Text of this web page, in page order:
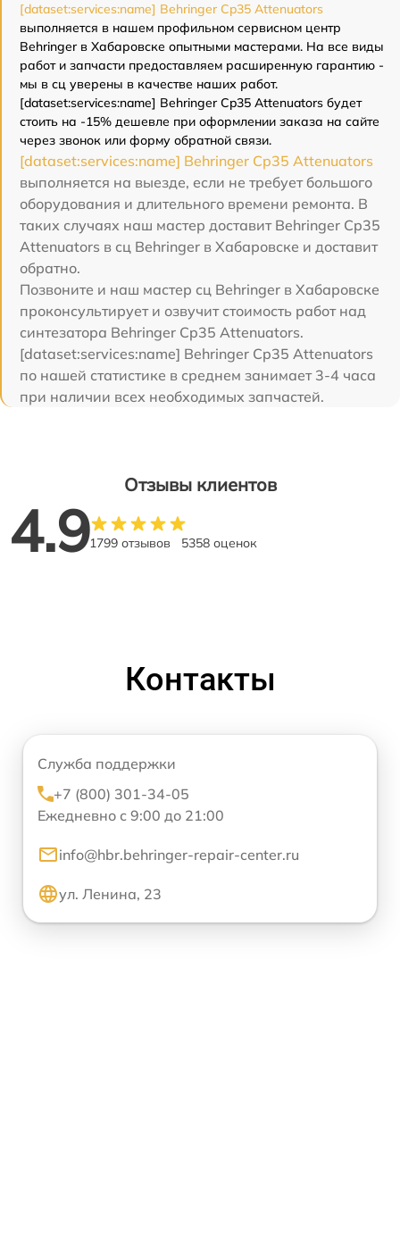
[dataset:services:name] Behringer Cp35 Attenuators
выполняется в нашем профильном сервисном центр
Behringer в Хабаровске опытными мастерами. На все виды
работ и запчасти предоставляем расширенную гарантию -
мы в сц уверены в качестве наших работ.
[dataset:services:name] Behringer Cp35 Attenuators будет
стоить на -15% дешевле при оформлении заказа на сайте
через звонок или форму обратной связи.
[dataset:services:name] Behringer Cp35 Attenuators
выполняется на выезде, если не требует большого
оборудования и длительного времени ремонта. В
таких случаях наш мастер доставит Behringer Cp35
Attenuators в сц Behringer в Хабаровске и доставит
обратно.
Позвоните и наш мастер сц Behringer в Хабаровске
проконсультирует и озвучит стоимость работ над
синтезатора Behringer Cp35 Attenuators.
[dataset:services:name] Behringer Cp35 Attenuators
по нашей статистике в среднем занимает 3-4 часа
при наличии всех необходимых запчастей.
Отзывы клиентов
4.91799 отзывов 5358 оценок
Контакты
Служба поддержки
+7 (800) 301-34-05
Ежедневно с 9:00 до 21:00
info@hbr.behringer-repair-center.ru
ул. Ленина, 23